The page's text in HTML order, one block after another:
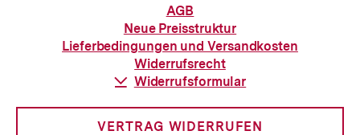
Informationen
zur
Bestellung
AGB
Neue Preisstruktur
Lieferbedingungen und Versandkosten
Widerrufsrecht
Download-
Widerrufsformular
VERTRAG WIDERRUFEN